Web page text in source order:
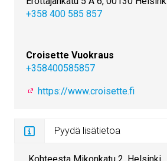
+358 400 585 857
Croisette Vuokraus
+358400585857
https://www.croisette.fi
Pyydä lisätietoa